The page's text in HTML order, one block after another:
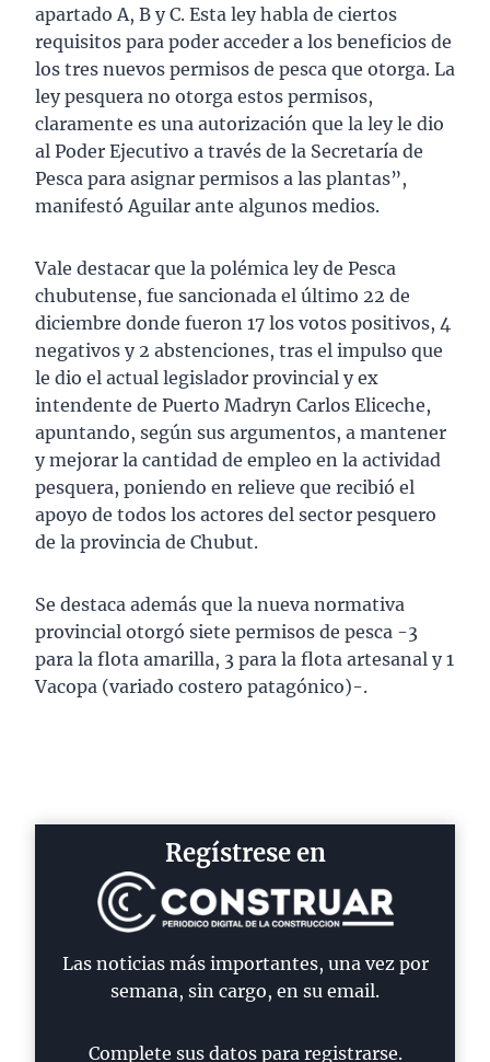
apartado A, B y C. Esta ley habla de ciertos
requisitos para poder acceder a los beneficios de
los tres nuevos permisos de pesca que otorga. La
ley pesquera no otorga estos permisos,
claramente es una autorización que la ley le dio
al Poder Ejecutivo a través de la Secretaría de
Pesca para asignar permisos a las plantas”,
manifestó Aguilar ante algunos medios.
Vale destacar que la polémica ley de Pesca
chubutense, fue sancionada el último 22 de
diciembre donde fueron 17 los votos positivos, 4
negativos y 2 abstenciones, tras el impulso que
le dio el actual legislador provincial y ex
intendente de Puerto Madryn Carlos Eliceche,
apuntando, según sus argumentos, a mantener
y mejorar la cantidad de empleo en la actividad
pesquera, poniendo en relieve que recibió el
apoyo de todos los actores del sector pesquero
de la provincia de Chubut.
Se destaca además que la nueva normativa
provincial otorgó siete permisos de pesca -3
para la flota amarilla, 3 para la flota artesanal y 1
Vacopa (variado costero patagónico)-.
Regístrese en
Las noticias más importantes, una vez por
semana, sin cargo, en su email.
Complete sus datos para registrarse.